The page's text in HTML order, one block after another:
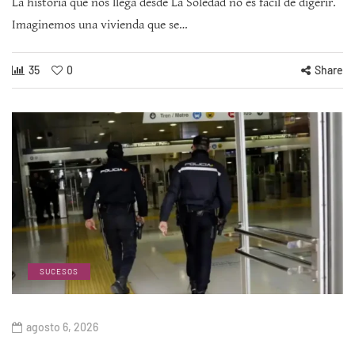
Imaginemos una vivienda que se…
35 0 Share
SUCESOS
agosto 6, 2026